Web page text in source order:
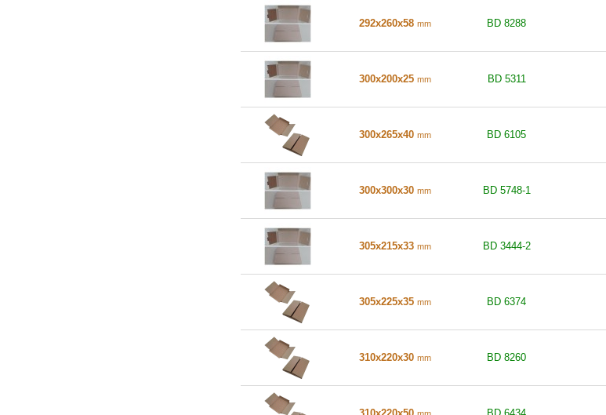
292x260x58 mm BD 8288
300x200x25 mm BD 5311
300x265x40 mm BD 6105
300x300x30 mm BD 5748-1
305x215x33 mm BD 3444-2
305x225x35 mm BD 6374
310x220x30 mm BD 8260